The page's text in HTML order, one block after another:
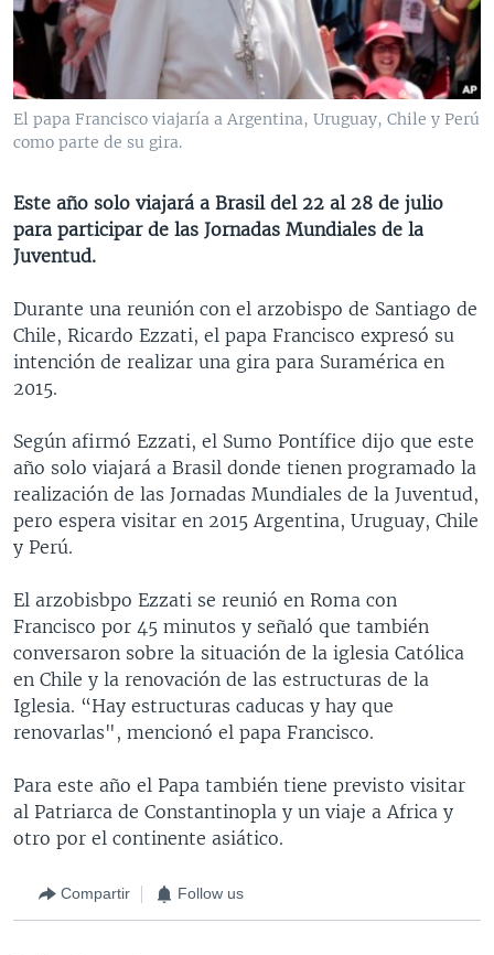
VENEZUELA
BRASIL
NICARAGUA
ECONOMÍA
ENTRETENIMIENTO Y CULTURA
TECNOLOGÍA
DEPORTES
MULTIMEDIA
VIDEOS
FOTOGRAFÍA
AUDIOS
PROGRAMAS TV
EL MUNDO AL DÍA
FORO INTERAMERICANO
LAS CLAVES
PANORAMA
RADIO
AVANCE INFORMATIVO
BUENOS DÍAS AMÉRICA
ESTADOS UNIDOS AL DÍA
EL MUNDO AL DÍA [RADIO]
FORO [RADIO]
DEPORTIVO INTERNACIONAL
ENTRETENIMIENTO
DIRECT
Learning English
Idiomas
El papa Francisco viajaría a Argentina, Uruguay, Chile y Perú
como parte de su gira.
Este año solo viajará a Brasil del 22 al 28 de julio
para participar de las Jornadas Mundiales de la
Juventud.
Durante una reunión con el arzobispo de Santiago de
Chile, Ricardo Ezzati, el papa Francisco expresó su
intención de realizar una gira para Suramérica en
2015.
Según afirmó Ezzati, el Sumo Pontífice dijo que este
año solo viajará a Brasil donde tienen programado la
realización de las Jornadas Mundiales de la Juventud,
pero espera visitar en 2015 Argentina, Uruguay, Chile
y Perú.
El arzobisbpo Ezzati se reunió en Roma con
Francisco por 45 minutos y señaló que también
conversaron sobre la situación de la iglesia Católica
en Chile y la renovación de las estructuras de la
Iglesia. “Hay estructuras caducas y hay que
renovarlas", mencionó el papa Francisco.
Para este año el Papa también tiene previsto visitar
al Patriarca de Constantinopla y un viaje a Africa y
otro por el continente asiático.
Compartir Follow us